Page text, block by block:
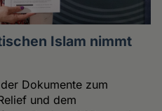
Islam nimmt
Dokumente zum
und dem